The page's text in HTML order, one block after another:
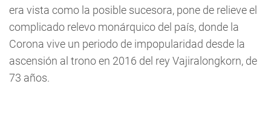
era vista como la posible sucesora, pone de relieve el
complicado relevo monárquico del país, donde la
Corona vive un periodo de impopularidad desde la
ascensión al trono en 2016 del rey Vajiralongkorn, de
73 años.